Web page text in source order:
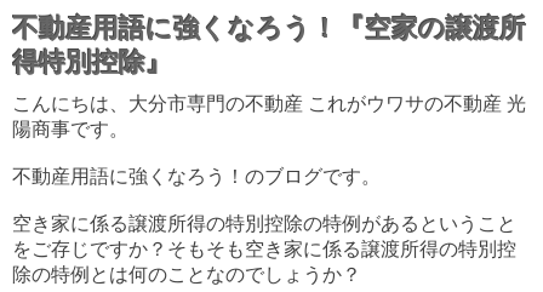
不動産用語に強くなろう！『空家の譲渡所
得特別控除』
こんにちは、大分市専門の不動産 これがウワサの不動産 光
陽商事です。
不動産用語に強くなろう！のブログです。
空き家に係る譲渡所得の特別控除の特例があるということ
をご存じですか？そもそも空き家に係る譲渡所得の特別控
除の特例とは何のことなのでしょうか？